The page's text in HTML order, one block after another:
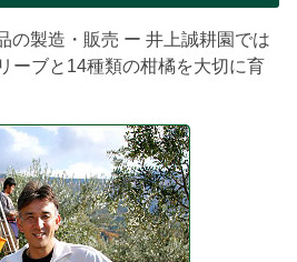
の製造・販売 ー 井上誠耕園では
ーブと14種類の柑橘を大切に育